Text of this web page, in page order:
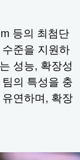
등의 최첨단
준을 지원하
성능, 확장성
의 특성을 충
연하며, 확장